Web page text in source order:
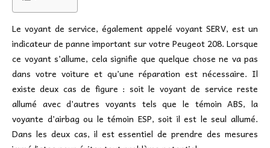
Le voyant de service, également appelé voyant SERV, est un
indicateur de panne important sur votre Peugeot 208. Lorsque
ce voyant s’allume, cela signifie que quelque chose ne va pas
dans votre voiture et qu’une réparation est nécessaire. Il
existe deux cas de figure : soit le voyant de service reste
allumé avec d’autres voyants tels que le témoin ABS, la
voyante d’airbag ou le témoin ESP, soit il est le seul allumé.
Dans les deux cas, il est essentiel de prendre des mesures